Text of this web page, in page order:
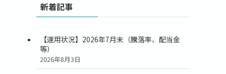
新着記事
【運用状況】2026年7月末（騰落率、配当金
等）
2026年8月3日